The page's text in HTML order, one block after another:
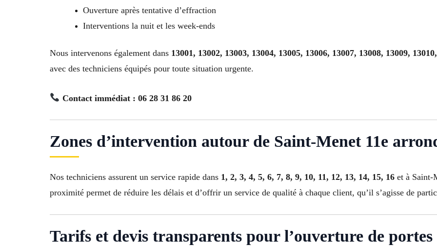
Ouverture après tentative d’effraction
Interventions la nuit et les week-ends
Nous intervenons également dans 13001, 13002, 13003, 13004, 13005, 13006, 13007, 13008, 13009,
avec des techniciens équipés pour toute situation urgente.
Contact immédiat : 06 28 31 86 20
Zones d’intervention autour de Saint-Menet 11e
Nos techniciens assurent un service rapide dans 1, 2, 3, 4, 5, 6, 7, 8, 9, 10, 11, 12, 13, 14, 15, 16 et à Saint-
proximité permet de réduire les délais et d’offrir un service de qualité à chaque client, qu’il s’agisse de
Tarifs et devis transparents pour l’ouverture de